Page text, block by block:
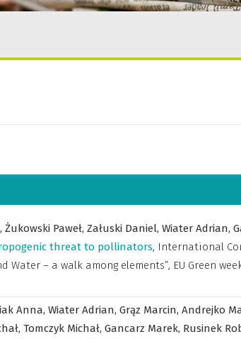
Żukowski Paweł, Załuski Daniel, Wiater Adrian,
threat to pollinators, International
Water – a walk among elements”, EU Green
Anna, Wiater Adrian, Grąz Marcin, Andrejko
Tomczyk Michał, Gancarz Marek, Rusinek